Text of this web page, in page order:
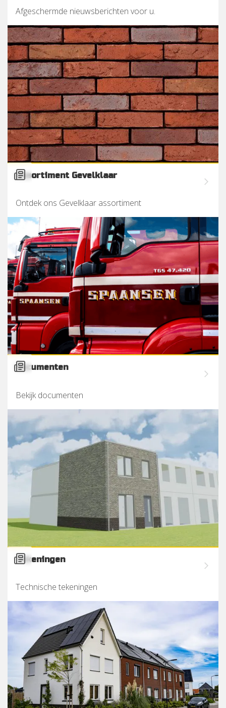
Afgeschermde nieuwsberichten voor u.
Assortiment Gevelklaar
Ontdek ons Gevelklaar assortiment
Documenten
Bekijk documenten
Tekeningen
Technische tekeningen